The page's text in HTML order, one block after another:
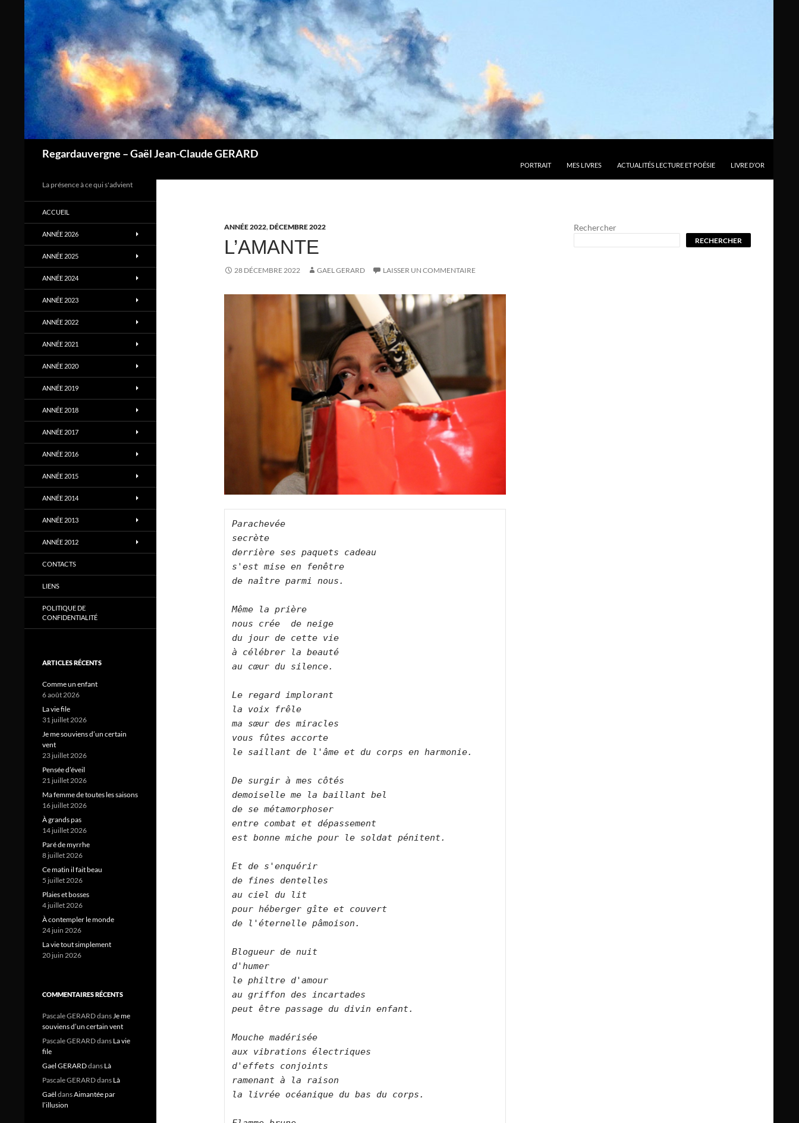
Regardauvergne – Gaël Jean-Claude GERARD
PORTRAIT MES LIVRES ACTUALITÉS LECTURE ET POÉSIE LIVRE D’OR
ANNÉE 2022,DÉCEMBRE 2022
L’AMANTE
28 DÉCEMBRE 2022 GAEL GERARD LAISSER UN COMMENTAIRE
Parachevée
secrète
derrière ses paquets cadeau
s'est mise en fenêtre
de naître parmi nous.
Même la prière
nous crée  de neige
du jour de cette vie
à célébrer la beauté
au cœur du silence.
Le regard implorant
la voix frêle
ma sœur des miracles
vous fûtes accorte
le saillant de l'âme et du corps en harmonie.
De surgir à mes côtés
demoiselle me la baillant bel
de se métamorphoser
entre combat et dépassement
est bonne miche pour le soldat pénitent.
Et de s'enquérir
de fines dentelles
au ciel du lit
pour héberger gîte et couvert
de l'éternelle pâmoison.
Blogueur de nuit
d'humer
le philtre d'amour
au griffon des incartades
peut être passage du divin enfant.
Mouche madérisée
aux vibrations électriques
d'effets conjoints
ramenant à la raison
la livrée océanique du bas du corps.
Rechercher
RECHERCHER
La présence à ce qui s'advient
ACCUEIL
ANNÉE 2026
ANNÉE 2025
ANNÉE 2024
ANNÉE 2023
ANNÉE 2022
ANNÉE 2021
ANNÉE 2020
ANNÉE 2019
ANNÉE 2018
ANNÉE 2017
ANNÉE 2016
ANNÉE 2015
ANNÉE 2014
ANNÉE 2013
ANNÉE 2012
CONTACTS
LIENS
POLITIQUE DE
CONFIDENTIALITÉ
ARTICLES RÉCENTS
Comme un enfant
6 août 2026
La vie file
31 juillet 2026
Je me souviens d’un certain
vent
23 juillet 2026
Pensée d’éveil
21 juillet 2026
Ma femme de toutes les saisons
16 juillet 2026
À grands pas
14 juillet 2026
Paré de myrrhe
8 juillet 2026
Ce matin il fait beau
5 juillet 2026
Plaies et bosses
4 juillet 2026
À contempler le monde
24 juin 2026
La vie tout simplement
20 juin 2026
COMMENTAIRES RÉCENTS
Pascale GERARDdansJe me
souviens d’un certain vent
Pascale GERARDdans La vie
file
Gael GERARDdans Là
Pascale GERARDdans Là
Gaël dansAimantée par
l’illusion